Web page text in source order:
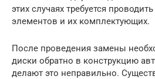
этих случаях требуется
элементов и их комплектующих.
После проведения замены
диски обратно в конструкцию
делают это неправильно.